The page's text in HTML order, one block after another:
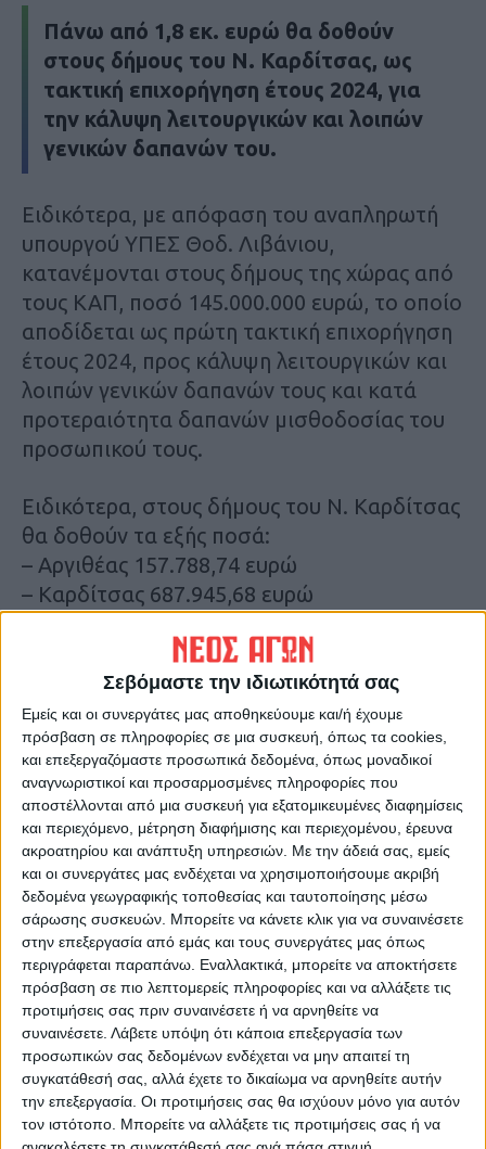
Σεβόμαστε την ιδιωτικότητά σας
Εμείς και οι συνεργάτες μας αποθηκεύουμε και/ή έχουμε
πρόσβαση σε πληροφορίες σε μια συσκευή, όπως τα cookies,
και επεξεργαζόμαστε προσωπικά δεδομένα, όπως μοναδικοί
αναγνωριστικοί και προσαρμοσμένες πληροφορίες που
αποστέλλονται από μια συσκευή για εξατομικευμένες διαφημίσεις
και περιεχόμενο, μέτρηση διαφήμισης και περιεχομένου, έρευνα
ακροατηρίου και ανάπτυξη υπηρεσιών. Με την άδειά σας, εμείς
και οι συνεργάτες μας ενδέχεται να χρησιμοποιήσουμε ακριβή
δεδομένα γεωγραφικής τοποθεσίας και ταυτοποίησης μέσω
σάρωσης συσκευών. Μπορείτε να κάνετε κλικ για να συναινέσετε
στην επεξεργασία από εμάς και τους συνεργάτες μας όπως
περιγράφεται παραπάνω. Εναλλακτικά, μπορείτε να αποκτήσετε
πρόσβαση σε πιο λεπτομερείς πληροφορίες και να αλλάξετε τις
προτιμήσεις σας πριν συναινέσετε ή να αρνηθείτε να
συναινέσετε. Λάβετε υπόψη ότι κάποια επεξεργασία των
προσωπικών σας δεδομένων ενδέχεται να μην απαιτεί τη
συγκατάθεσή σας, αλλά έχετε το δικαίωμα να αρνηθείτε αυτήν
την επεξεργασία. Οι προτιμήσεις σας θα ισχύουν μόνο για αυτόν
τον ιστότοπο. Μπορείτε να αλλάξετε τις προτιμήσεις σας ή να
Πάνω από 1,8 εκ. ευρώ θα δοθούν
στους δήμους του Ν. Καρδίτσας, ως
τακτική επιχορήγηση έτους 2024, για
την κάλυψη λειτουργικών και λοιπών
γενικών δαπανών του.
Ειδικότερα, με απόφαση του αναπληρωτή
υπουργού ΥΠΕΣ Θοδ. Λιβάνιου,
κατανέμονται στους δήμους της χώρας από
τους ΚΑΠ, ποσό 145.000.000 ευρώ, το οποίο
αποδίδεται ως πρώτη τακτική επιχορήγηση
έτους 2024, προς κάλυψη λειτουργικών και
λοιπών γενικών δαπανών τους και κατά
προτεραιότητα δαπανών μισθοδοσίας του
προσωπικού τους.
Ειδικότερα, στους δήμους του Ν. Καρδίτσας
θα δοθούν τα εξής ποσά:
– Αργιθέας 157.788,74 ευρώ
– Καρδίτσας 687.945,68 ευρώ
– Μουζακίου 233.153,99 ευρώ
– Παλαμά 263.062,64 ευρώ
– Σοφάδων 362.407,61 ευρώ.
Τελευταίες Ειδήσεις Σήμερα
Ακολούθησε την εφημερίδα ΝΕΟΣ
ΑΓΩΝ στο Google News!
Όλες οι εξελίξεις στην περιοχή της
Καρδίτσας και ευρύτερα της Θεσσαλίας
ΠΡΟΗΓΟΥΜΕΝΟ ΑΡΘΡΟ
Ζητούν επίσημη ενημέρωση
από τον ΔΕΔΔΗΕ μέσω της
εφημερίδας για τις
προγραμματισμένες
διακοπές
ΕΠΟΜΕΝΟ ΑΡΘΡΟ
Η ώρα των τρακτέρ στη
Θεσσαλία- που θα επιδιώξουν
να στήσουν μπλόκα- σε
διάλογο καλεί ο Αυγενάκης